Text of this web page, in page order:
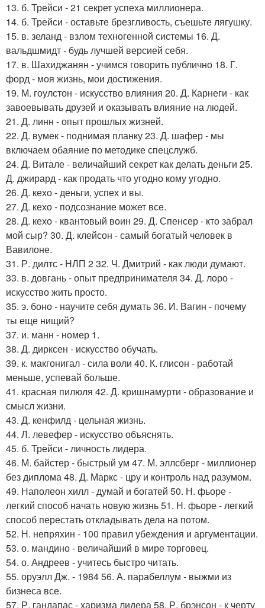
13. б. Трейси - 21 секрет успеха миллионера.
14. б. Трейси - оставьте брезгливость, съешьте лягушку.
15. в. зеланд - взлом техногенной системы 16. Д.
вальдшмидт - будь лучшей версией себя.
17. в. Шахиджанян - учимся говорить публично 18. Г.
форд - моя жизнь, мои достижения.
19. М. гоулстон - искусство влияния 20. Д. Карнеги - как
завоевывать друзей и оказывать влияние на людей.
21. Д. линн - опыт прошлых жизней.
22. Д. вумек - поднимая планку 23. Д. шафер - мы
включаем обаяние по методике спецслужб.
24. Д. Витале - величайший секрет как делать деньги 25.
Д. джирард - как продать что угодно кому угодно.
26. Д. кехо - деньги, успех и вы.
27. Д. кехо - подсознание может все.
28. Д. кехо - квантовый воин 29. Д. Спенсер - кто забрал
мой сыр? 30. Д. клейсон - самый богатый человек в
Вавилоне.
31. Р. дилтс - НЛП 2 32. Ч. Дмитрий - как люди думают.
33. в. довгань - опыт предпринимателя 34. Д. лоро -
искусство жить просто.
35. э. боно - научите себя думать 36. И. Вагин - почему
ты еще нищий?
37. и. манн - номер 1.
38. Д. дирксен - искусство обучать.
39. к. макгонигал - сила воли 40. К. глисон - работай
меньше, успевай больше.
41. красная пилюля 42. Д. кришнамурти - образование и
смысл жизни.
43. Д. кенфилд - цельная жизнь.
44. Л. левефер - искусство объяснять.
45. б. Трейси - личность лидера.
46. М. байстер - быстрый ум 47. М. эллсберг - миллионер
без диплома 48. Д. Маркс - цру и контроль над разумом.
49. Наполеон хилл - думай и богатей 50. Н. фьоре -
легкий способ начать новую жизнь 51. Н. фьоре - легкий
способ перестать откладывать дела на потом.
52. Н. непряхин - 100 правил убеждения и аргументации.
53. о. мандино - величайший в мире торговец.
54. о. Андреев - учитесь быстро читать.
55. оруэлл Дж. - 1984 56. А. парабеллум - выжми из
бизнеса все.
57. Р. гандапас - харизма лидера 58. Р. брэнсон - к черту